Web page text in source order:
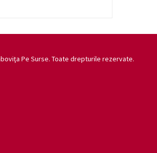
Pe Surse. Toate drepturile rezervate.